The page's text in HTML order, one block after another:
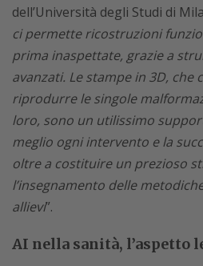
dell’Università degli Studi di
ci permette ricostruzioni
prima inaspettate, grazie a
avanzati. Le stampe in 3D, che
riprodurre le singole
loro, sono un utilissimo
meglio ogni intervento e la
oltre a costituire un prezioso
l’insegnamento delle
allievi”.
AI nella sanità, l’aspetto